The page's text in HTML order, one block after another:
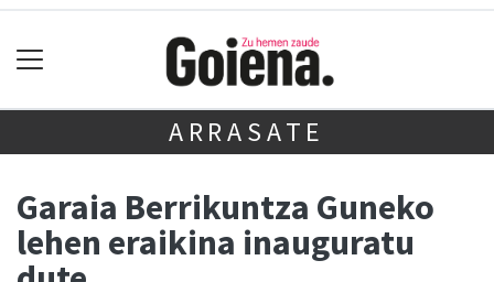
ARRASATE
Garaia Berrikuntza Guneko
lehen eraikina inauguratu